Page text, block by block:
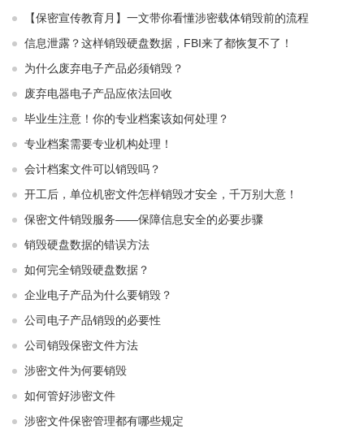
【保密宣传教育月】一文带你看懂涉密载体销毁前的流程
信息泄露？这样销毁硬盘数据，FBI来了都恢复不了！
为什么废弃电子产品必须销毁？
废弃电器电子产品应依法回收
毕业生注意！你的专业档案该如何处理？
专业档案需要专业机构处理！
会计档案文件可以销毁吗？
开工后，单位机密文件怎样销毁才安全，千万别大意！
保密文件销毁服务——保障信息安全的必要步骤
销毁硬盘数据的错误方法
如何完全销毁硬盘数据？
企业电子产品为什么要销毁？
公司电子产品销毁的必要性
公司销毁保密文件方法
涉密文件为何要销毁
如何管好涉密文件
涉密文件保密管理都有哪些规定